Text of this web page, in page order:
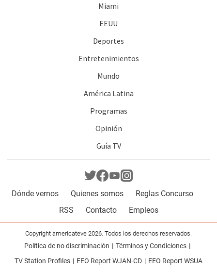
Miami
EEUU
Deportes
Entretenimientos
Mundo
América Latina
Programas
Opinión
Guía TV
Dónde vernos Quienes somos
Reglas Concurso
RSS
Contacto Empleos
Copyright americateve 2026. Todos los derechos reservados.
Política de no discriminación
Términos y Condiciones
TV Station Profiles
EEO Report WJAN-CD EEO Report WSUA